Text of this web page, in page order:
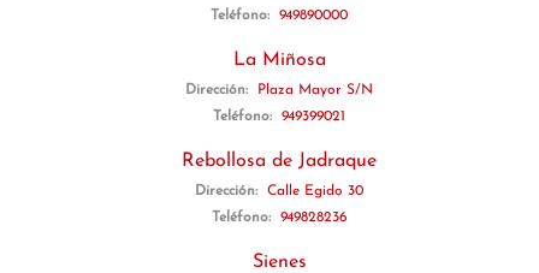
Teléfono:
949890000
La Miñosa
Dirección:
Plaza Mayor S/N
Teléfono:
949399021
Rebollosa de Jadraque
Dirección:
Calle Egido 30
Teléfono:
949828236
Sienes